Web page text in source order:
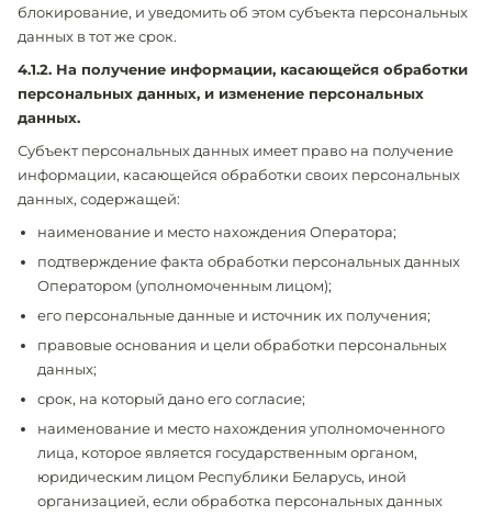
блокирование, и уведомить об этом субъекта персональных
данных в тот же срок.
4.1.2. На получение информации, касающейся обработки
персональных данных, и изменение персональных
данных.
Субъект персональных данных имеет право на получение
информации, касающейся обработки своих персональных
данных, содержащей:
наименование и место нахождения Оператора;
подтверждение факта обработки персональных данных
Оператором (уполномоченным лицом);
его персональные данные и источник их получения;
правовые основания и цели обработки персональных
данных;
срок, на который дано его согласие;
наименование и место нахождения уполномоченного
лица, которое является государственным органом,
юридическим лицом Республики Беларусь, иной
организацией, если обработка персональных данных